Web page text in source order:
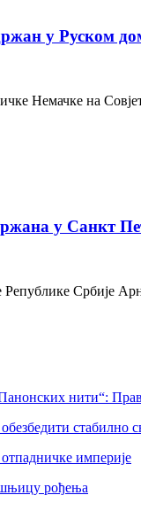
у Руском
Немачке на
у Санкт
Србије
нити“:
стабилно
империје
рођења